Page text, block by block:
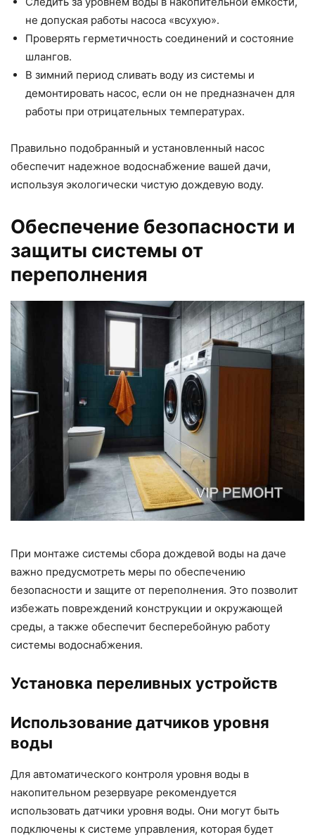
не допуская работы насоса «всухую».
Проверять герметичность соединений и состояние
шлангов.
В зимний период сливать воду из системы и
демонтировать насос, если он не предназначен для
работы при отрицательных температурах.
Правильно подобранный и установленный насос
обеспечит надежное водоснабжение вашей дачи,
используя экологически чистую дождевую воду.
Обеспечение безопасности и
защиты системы от
переполнения
При монтаже системы сбора дождевой воды на даче
важно предусмотреть меры по обеспечению
безопасности и защите от переполнения. Это позволит
избежать повреждений конструкции и окружающей
среды, а также обеспечит бесперебойную работу
системы водоснабжения.
Установка переливных устройств
Использование датчиков уровня
воды
Для автоматического контроля уровня воды в
накопительном резервуаре рекомендуется
использовать датчики уровня воды. Они могут быть
подключены к системе управления, которая будет